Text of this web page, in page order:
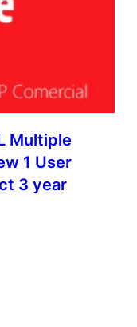
Multiple
1 User
3 year